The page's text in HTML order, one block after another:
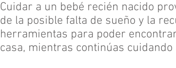
Cuidar a un bebé recién nacido
de la posible falta de sueño y la
herramientas para poder
casa, mientras continúas cuidando